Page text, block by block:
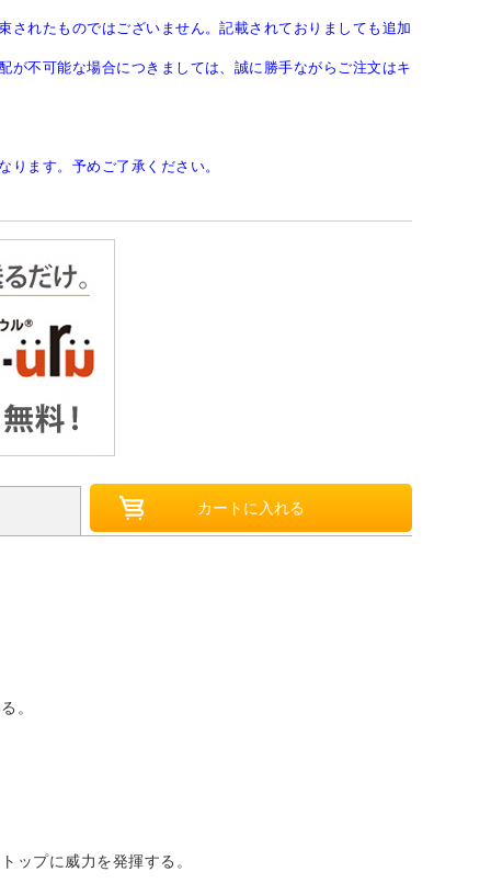
れたものではございません。記載されておりましても追加
不可能な場合につきましては、誠に勝手ながらご注文はキ
ます。予めご了承ください。
。
ップに威力を発揮する。